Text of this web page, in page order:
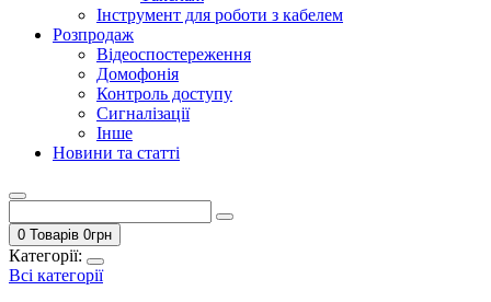
Інструмент для роботи з кабелем
Розпродаж
Відеоспостереження
Домофонія
Контроль доступу
Сигналізації
Інше
Новини та статті
0 Товарів 0грн
Категорії:
Всі категорії